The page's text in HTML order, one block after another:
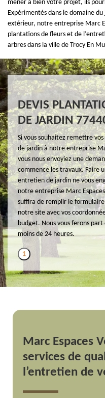
mener à bien votre projet, ils
Expérimentés dans le domaine
extérieur, notre entreprise Marc
plantations de fleurs et de
arbres dans la ville de Trocy En
DEVIS
DE JARDIN
Si vous souhaitez remettre
de jardin à notre entreprise
vous nous envoyiez une
commence les travaux. Faire
entretien de jardin ne vous
notre entreprise Marc
suffira de remplir le
notre site avec vos
budget. Nous vous ferons
moins de 24 heures.
1
Marc Espaces
services de
l’entretien de